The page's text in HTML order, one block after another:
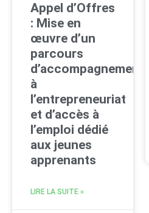
Appel d’Offres
: Mise en
œuvre d’un
parcours
d’accompagnement
à
l’entrepreneuriat
et d’accès à
l’emploi dédié
aux jeunes
apprenants
LIRE LA SUITE »